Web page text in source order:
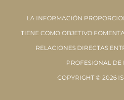
LA INFORMACIÓN
TIENE COMO OBJETIVO
RELACIONES DIRECTAS
PROFESIONAL DE
COPYRIGHT © 2026